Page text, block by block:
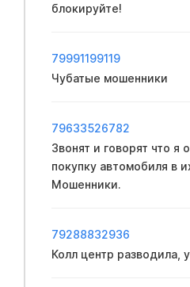
блокируйте!
79991199119
Чубатые мошенники
79633526782
Звонят и говорят что я
покупку автомобиля в
Мошенники.
79288832936
Колл центр разводила,